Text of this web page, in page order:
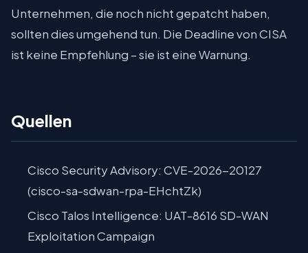
Unternehmen, die noch nicht gepatcht haben,
sollten dies umgehend tun. Die Deadline von CISA
ist keine Empfehlung – sie ist eine Warnung.
Quellen
Cisco Security Advisory: CVE-2026-20127
(cisco-sa-sdwan-rpa-EHchtZk)
Cisco Talos Intelligence: UAT-8616 SD-WAN
Exploitation Campaign